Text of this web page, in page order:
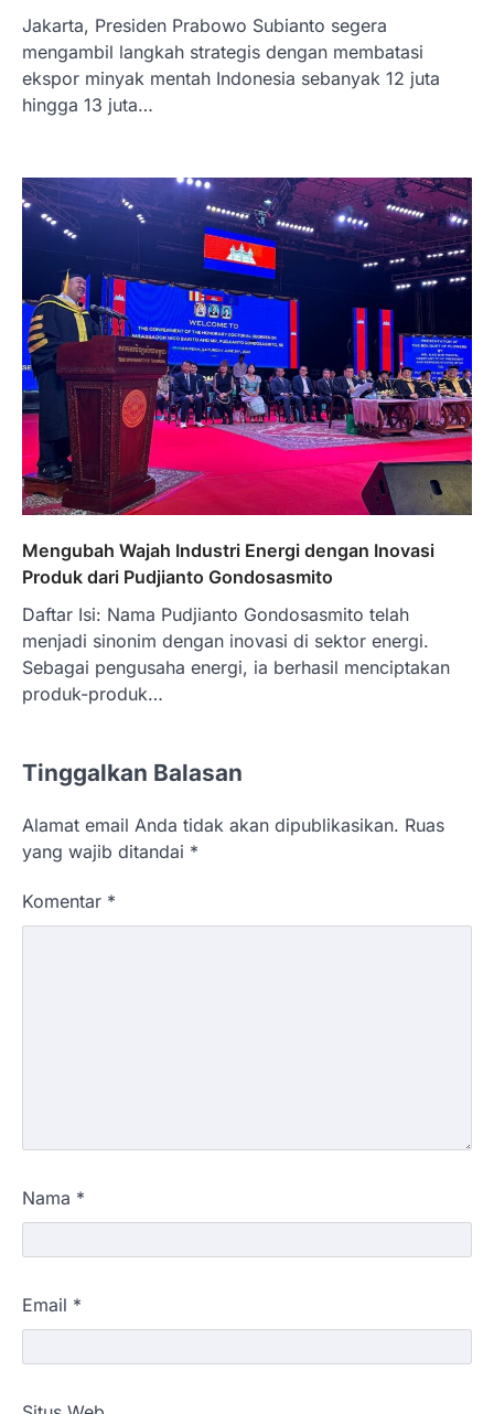
Jakarta, Presiden Prabowo Subianto segera
mengambil langkah strategis dengan membatasi
ekspor minyak mentah Indonesia sebanyak 12 juta
hingga 13 juta…
Mengubah Wajah Industri Energi dengan Inovasi
Produk dari Pudjianto Gondosasmito
Daftar Isi: Nama Pudjianto Gondosasmito telah
menjadi sinonim dengan inovasi di sektor energi.
Sebagai pengusaha energi, ia berhasil menciptakan
produk-produk…
Tinggalkan Balasan
Alamat email Anda tidak akan dipublikasikan. Ruas
yang wajib ditandai *
Komentar *
Nama *
Email *